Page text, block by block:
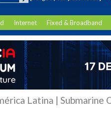
Internet Fixed & Broadband
Latina | Submarine